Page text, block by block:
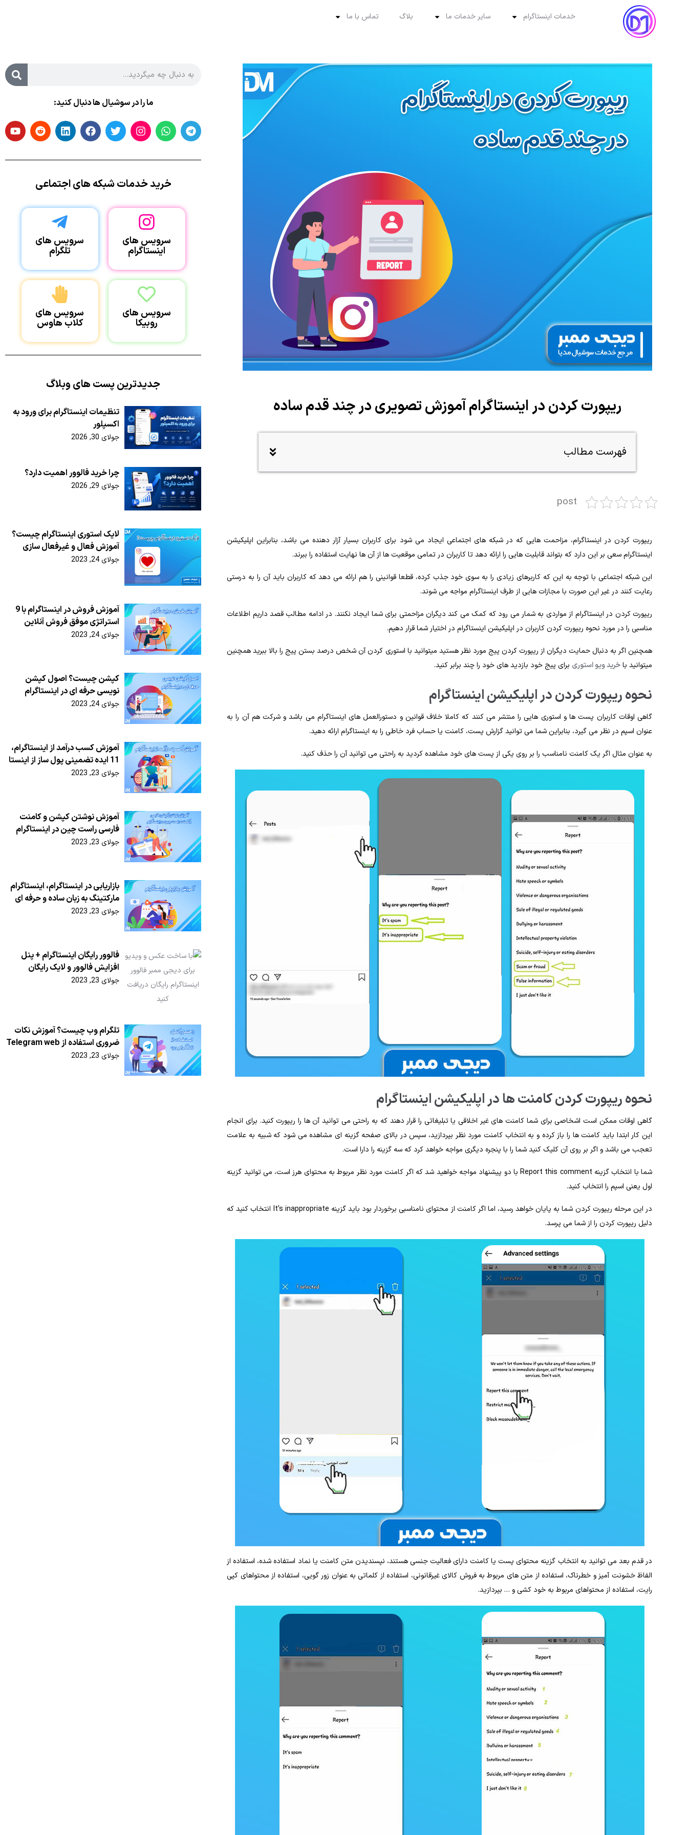
خدمات اینستاگرام سایر خدمات ما بلاگ تماس با ما
ریپورت کردن در اینستاگرام آموزش تصویری در چند قدم ساده
فهرست مطالب
post
ریپورت کردن در اینستاگرام، مزاحمت‌ هایی که در شبکه‌ های اجتماعی ایجاد می‌ شود برای کاربران بسیار آزار دهنده می باشد، بنابراین اپلیکیشن
اینستاگرام سعی بر این دارد که بتواند قابلیت‌ هایی را ارائه دهد تا کاربران در تمامی موقعیت ‌ها از آن‌ ها نهایت استفاده را ببرند.
این شبکه اجتماعی با توجه به این ‌که کاربرهای زیادی را به سوی خود جذب کرده‌، قطعا قوانینی را هم ارائه می‌ دهد که کاربران باید آن را به ‌درستی
رعایت کنند در غیر این صورت با مجازات ‌هایی از طرف اینستاگرام مواجه می‌ شوند.
ریپورت کردن در اینستاگرام از مواردی به شمار می ‌رود که کمک می‌ کند دیگران مزاحمتی برای شما ایجاد نکنند. در ادامه مطالب قصد داریم اطلاعات
مناسبی را در مورد نحوه‌ ریپورت کردن کاربران در اپلیکیشن اینستاگرام در اختیار شما قرار دهیم.
همچنین اگر به دنبال حمایت دیگران از ریپورت کردن پیج مورد نظر هستید میتوانید با استوری کردن آن شخص درصد بستن پیج را بالا ببرید همچنین
میتوانید باخرید ویو استوری برای پیج خود بازدید های خود را چند برابر کنید.
نحوه ریپورت کردن در اپلیکیشن اینستاگرام
گاهی اوقات کاربران پست ‌ها و استوری هایی را منتشر می ‌کنند که کاملا خلاف قوانین و دستورالعمل‌ های اینستاگرام می‌ باشد و شرکت هم آن را به‌
عنوان اسپم در نظر می‌ گیرد، بنابراین شما می‌ توانید گزارش پست، کامنت یا حساب فرد خاطی را به اینستاگرام ارائه دهید.
به‌ عنوان مثال اگر یک کامنت نامناسب را بر روی یکی از پست ‌های خود مشاهده کردید به‌ راحتی می ‌توانید آن را حذف کنید.
نحوه‌ ریپورت کردن کامنت ‌ها در اپلیکیشن اینستاگرام
گاهی اوقات ممکن است اشخاصی برای شما کامنت ‌های غیر اخلاقی یا تبلیغاتی را قرار دهند که به ‌راحتی می ‌توانید آن‌ ها را ریپورت کنید. برای انجام
این کار ابتدا باید کامنت ‌ها را باز کرده و به انتخاب کامنت مورد نظر بپردازید، سپس در بالای صفحه گزینه ای مشاهده می ‌شود که شبیه به علامت
تعجب می‌ باشد و اگر بر روی آن کلیک کنید شما را با پنجره دیگری مواجه خواهد کرد که سه گزینه را دارا است.
شما با انتخاب گزینه Report this comment با دو پیشنهاد مواجه خواهید شد که اگر کامنت مورد نظر مربوط به محتوای هرز است، می ‌توانید گزینه
اول یعنی اسپم را انتخاب کنید.
در این مرحله ریپورت کردن شما به پایان خواهد رسید، اما اگر کامنت از محتوای نامناسبی برخوردار بود باید گزینه It’s inappropriate انتخاب کنید که
دلیل ریپورت کردن را از شما می ‌پرسد.
در قدم بعد می‌ توانید به انتخاب گزینه محتوای پست یا کامنت دارای فعالیت جنسی هستند، نپسندیدن متن کامنت یا نماد استفاده‌ شده، استفاده از
الفاظ خشونت ‌آمیز و خطرناک، استفاده از متن ‌های مربوط به فروش کالای غیرقانونی، استفاده از کلماتی به‌ عنوان زور گویی، استفاده از محتواهای کپی‌
رایت، استفاده از محتواهای مربوط به خود کشی و ‌… بپردازید.
ما را در سوشیال ها دنبال کنید:
خرید خدمات شبکه های اجتماعی
سرویس های
اینستاگرام
سرویس های
تلگرام
سرویس های
روبیکا
سرویس های
کلاب هاوس
جدیدترین پست های وبلاگ
تنظیمات اینستاگرام برای ورود به
اکسپلور
جولای 30, 2026
چرا خرید فالوور اهمیت دارد؟
جولای 29, 2026
لایک استوری اینستاگرام چیست؟
آموزش فعال و غیرفعال سازی
جولای 24, 2023
آموزش فروش در اینستاگرام با 9
استراتژی موفق فروش آنلاین
جولای 24, 2023
کپشن چیست؟ اصول کپشن
نویسی حرفه ای در اینستاگرام
جولای 24, 2023
آموزش کسب درآمد از اینستاگرام،
11 ایده تضمینی پول ساز از اینستا
جولای 23, 2023
آموزش نوشتن کپشن و کامنت
فارسی راست چین در اینستاگرام
جولای 23, 2023
بازاریابی در اینستاگرام، اینستاگرام
مارکتینگ به زبان ساده و حرفه ای
جولای 23, 2023
فالوور رایگان اینستاگرام + پنل
افزایش فالوور و لایک رایگان
جولای 23, 2023
تلگرام وب چیست؟ آموزش نکات
ضروری استفاده از Telegram web
جولای 23, 2023